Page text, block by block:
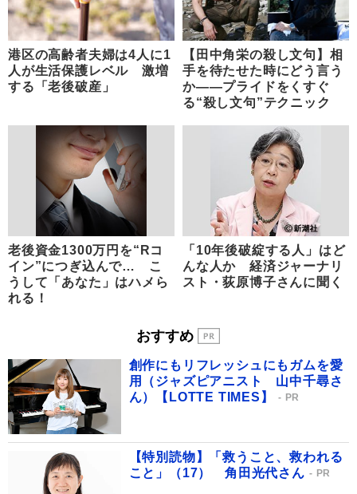
港区の高齢者夫婦は4人に1
人が生活保護レベル 激増
する「老後破産」
【田中角栄の殺し文句】相
手を待たせた時にどう言う
か――プライドをくすぐ
る“殺し文句”テクニック
老後資金1300万円を“Rコ
イン”につぎ込んで… こ
うして「あなた」はハメら
れる！
「10年後破綻する人」はど
んな人か 経済ジャーナリ
スト・荻原博子さんに聞く
おすすめ
創作にもリフレッシュにもガムを愛
用（ジャズピアニスト 山中千尋さ
ん）【LOTTE TIMES】
PR
【特別読物】「救うこと、救われる
こと」（17） 角田光代さん
PR